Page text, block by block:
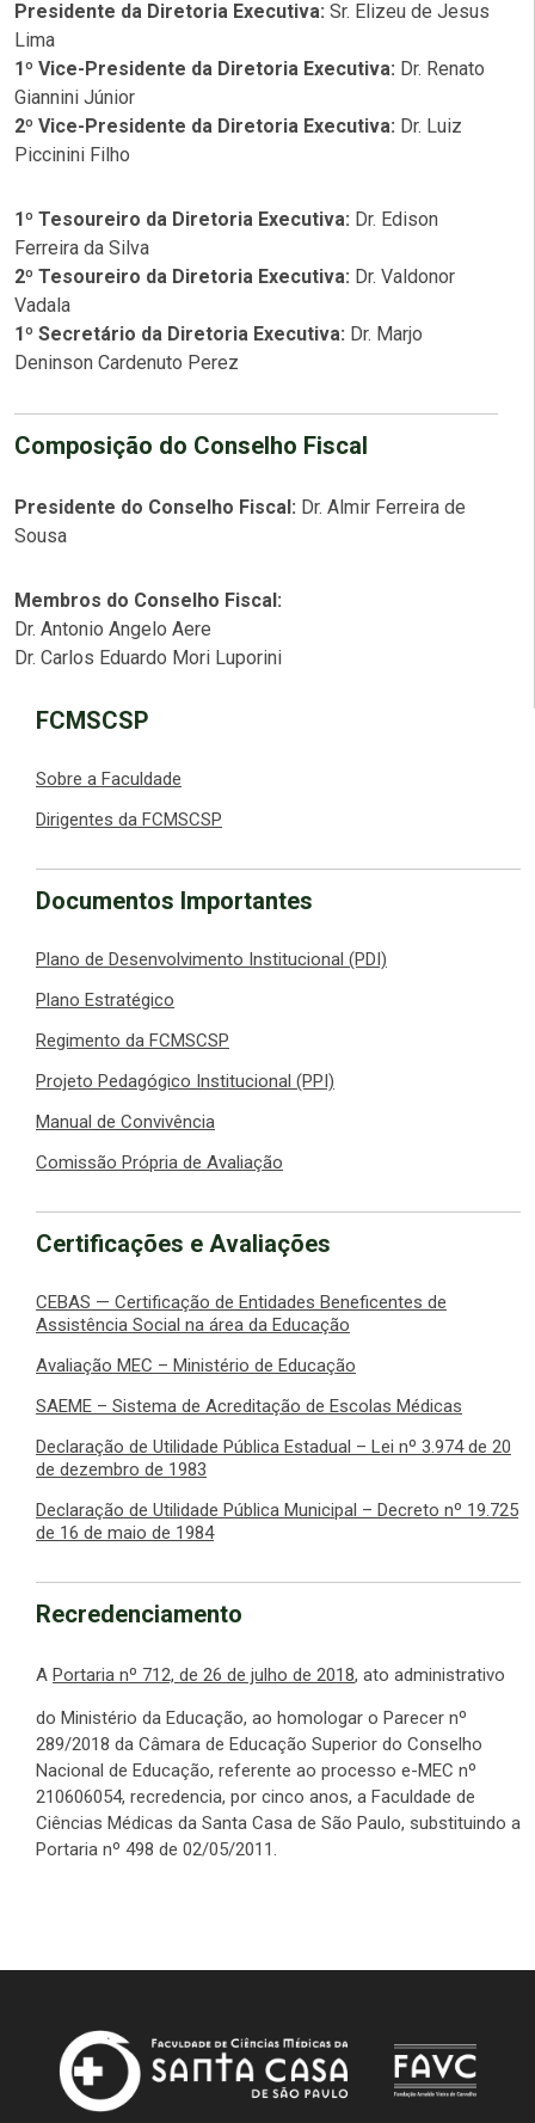
Presidente da Diretoria Executiva: Sr. Elizeu de Jesus
Lima
1º Vice-Presidente da Diretoria Executiva: Dr. Renato
Giannini Júnior
2º Vice-Presidente da Diretoria Executiva: Dr. Luiz
Piccinini Filho
1º Tesoureiro da Diretoria Executiva: Dr. Edison
Ferreira da Silva
2º Tesoureiro da Diretoria Executiva: Dr. Valdonor
Vadala
1º Secretário da Diretoria Executiva: Dr. Marjo
Deninson Cardenuto Perez
Composição do Conselho Fiscal
Presidente do Conselho Fiscal: Dr. Almir Ferreira de
Sousa
Membros do Conselho Fiscal:
Dr. Antonio Angelo Aere
Dr. Carlos Eduardo Mori Luporini
FCMSCSP
Sobre a Faculdade
Dirigentes da FCMSCSP
Documentos Importantes
Plano de Desenvolvimento Institucional (PDI)
Plano Estratégico
Regimento da FCMSCSP
Projeto Pedagógico Institucional (PPI)
Manual de Convivência
Comissão Própria de Avaliação
Certificações e Avaliações
CEBAS — Certificação de Entidades Beneficentes de
Assistência Social na área da Educação
Avaliação MEC – Ministério de Educação
SAEME – Sistema de Acreditação de Escolas Médicas
Declaração de Utilidade Pública Estadual – Lei nº 3.974 de 20
de dezembro de 1983
Declaração de Utilidade Pública Municipal – Decreto nº 19.725
de 16 de maio de 1984
Recredenciamento
A Portaria nº 712, de 26 de julho de 2018, ato administrativo
do Ministério da Educação, ao homologar o Parecer nº
289/2018 da Câmara de Educação Superior do Conselho
Nacional de Educação, referente ao processo e-MEC nº
210606054, recredencia, por cinco anos, a Faculdade de
Ciências Médicas da Santa Casa de São Paulo, substituindo a
Portaria nº 498 de 02/05/2011.